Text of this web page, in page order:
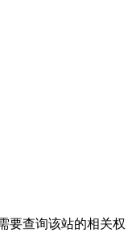
要查询该站的相关权